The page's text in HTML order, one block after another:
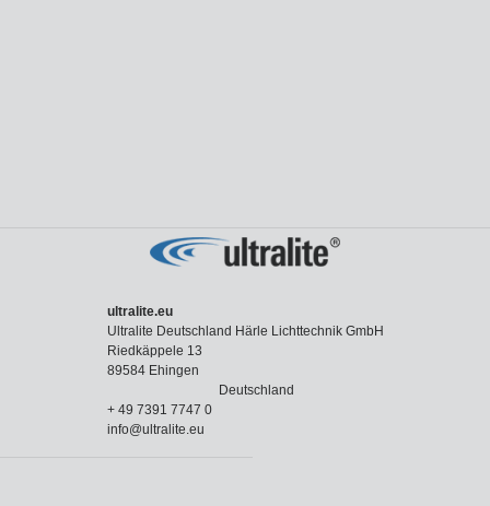
ultralite.eu
Ultralite Deutschland Härle Lichttechnik GmbH
Riedkäppele 13
89584 Ehingen
Deutschland
+ 49 7391 7747 0
info@ultralite.eu